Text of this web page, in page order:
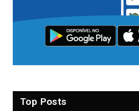
Top Posts